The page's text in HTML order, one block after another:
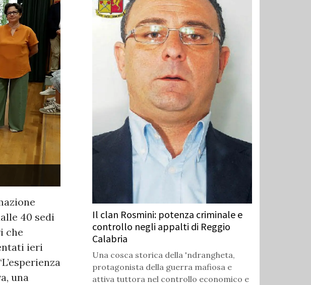
40 sedi
che
ieri
una
Il clan Rosmini: potenza criminale e
controllo negli appalti di Reggio
Calabria
Una cosca storica della 'ndrangheta,
protagonista della guerra mafiosa e
attiva tuttora nel controllo economico e